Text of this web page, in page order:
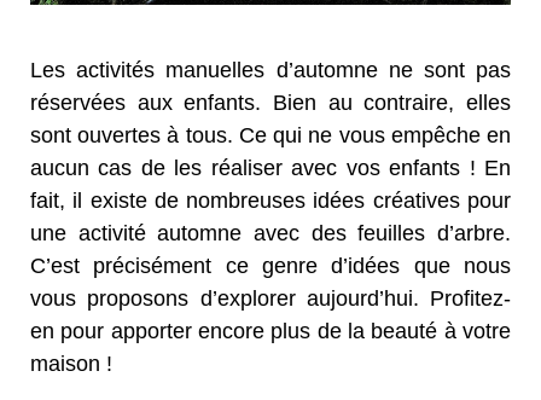
Les activités manuelles d’automne ne sont pas
réservées aux enfants. Bien au contraire, elles
sont ouvertes à tous. Ce qui ne vous empêche en
aucun cas de les réaliser avec vos enfants ! En
fait, il existe de nombreuses idées créatives pour
une activité automne avec des feuilles d’arbre.
C’est précisément ce genre d’idées que nous
vous proposons d’explorer aujourd’hui. Profitez-
en pour apporter encore plus de la beauté à votre
maison !